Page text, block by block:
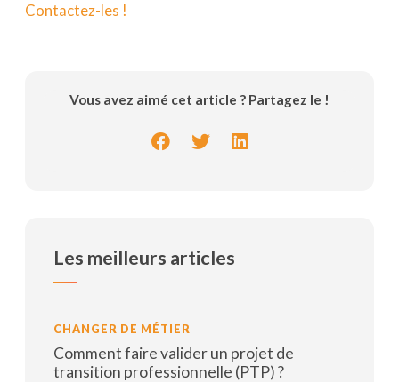
Contactez-les !
Vous avez aimé cet article ? Partagez le !
Les meilleurs articles
CHANGER DE MÉTIER
Comment faire valider un projet de
transition professionnelle (PTP) ?